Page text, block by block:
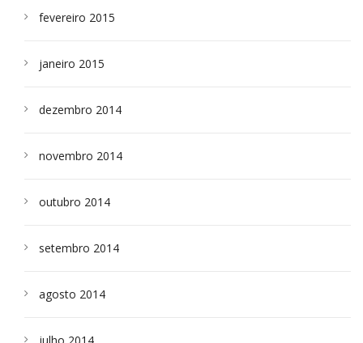
fevereiro 2015
janeiro 2015
dezembro 2014
novembro 2014
outubro 2014
setembro 2014
agosto 2014